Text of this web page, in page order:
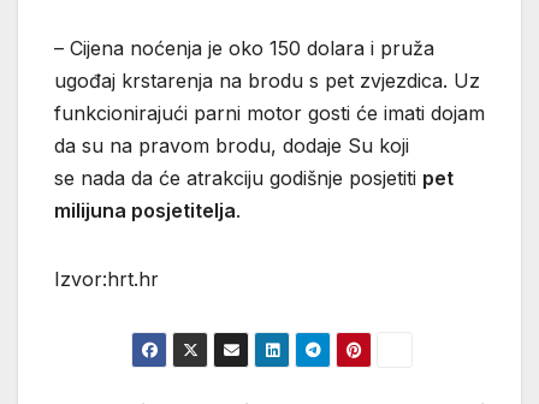
– Cijena noćenja je oko 150 dolara i pruža
ugođaj krstarenja na brodu s pet zvjezdica. Uz
funkcionirajući parni motor gosti će imati dojam
da su na pravom brodu, dodaje Su koji
se nada da će atrakciju godišnje posjetiti pet
milijuna posjetitelja.
Izvor:hrt.hr